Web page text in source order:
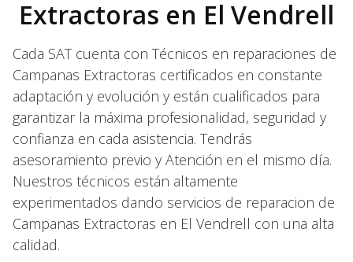
Extractoras en El Vendrell
Cada SAT cuenta con Técnicos en reparaciones de
Campanas Extractoras certificados en constante
adaptación y evolución y están cualificados para
garantizar la máxima profesionalidad, seguridad y
confianza en cada asistencia. Tendrás
asesoramiento previo y Atención en el mismo día.
Nuestros técnicos están altamente
experimentados dando servicios de reparacion de
Campanas Extractoras en El Vendrell con una alta
calidad.